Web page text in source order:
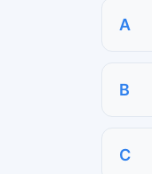
A
B
C